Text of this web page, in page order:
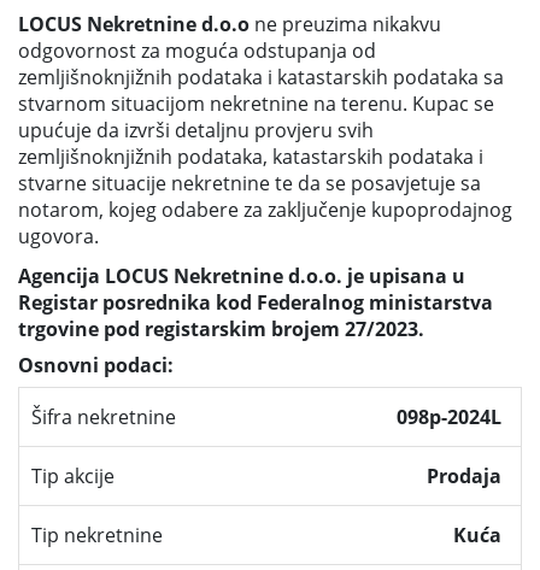
LOCUS Nekretnine d.o.o ne preuzima nikakvu
odgovornost za moguća odstupanja od
zemljišnoknjižnih podataka i katastarskih podataka sa
stvarnom situacijom nekretnine na terenu. Kupac se
upućuje da izvrši detaljnu provjeru svih
zemljišnoknjižnih podataka, katastarskih podataka i
stvarne situacije nekretnine te da se posavjetuje sa
notarom, kojeg odabere za zaključenje kupoprodajnog
ugovora.
Agencija LOCUS Nekretnine d.o.o. je upisana u
Registar posrednika kod Federalnog ministarstva
trgovine pod registarskim brojem 27/2023.
Osnovni podaci:
Šifra nekretnine
098p-2024L
Tip akcije Prodaja
Tip nekretnine Kuća